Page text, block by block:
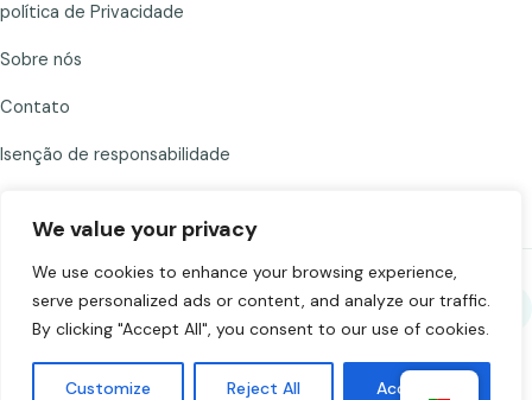
We value your privacy
We use cookies to enhance your browsing experience,
serve personalized ads or content, and analyze our traffic.
By clicking "Accept All", you consent to our use of cookies.
Customize Reject All Accept All
política de Privacidade
Sobre nós
Contato
Isenção de responsabilidade
Compartilhe Chat to Strangers
©2026Chat to Strangers — Feito com
. Converse com
responsabilidade. +18.